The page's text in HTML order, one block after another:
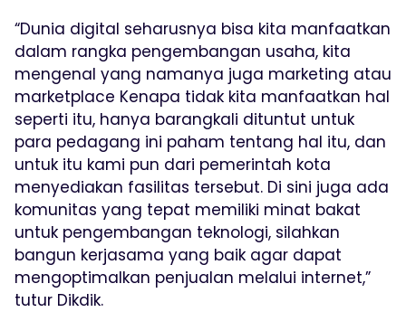
“Dunia digital seharusnya bisa kita manfaatkan
dalam rangka pengembangan usaha, kita
mengenal yang namanya juga marketing atau
marketplace Kenapa tidak kita manfaatkan hal
seperti itu, hanya barangkali dituntut untuk
para pedagang ini paham tentang hal itu, dan
untuk itu kami pun dari pemerintah kota
menyediakan fasilitas tersebut. Di sini juga ada
komunitas yang tepat memiliki minat bakat
untuk pengembangan teknologi, silahkan
bangun kerjasama yang baik agar dapat
mengoptimalkan penjualan melalui internet,”
tutur Dikdik.